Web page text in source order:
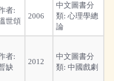
者:
世頌
2006
中文圖書分
類: 心理學總
論
者:
缺
2012
中文圖書分
類: 中國戲劇